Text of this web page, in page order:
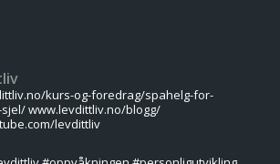
kurs-og-foredrag/spahelg-for-
www.levdittliv.no/blogg/
levdittliv